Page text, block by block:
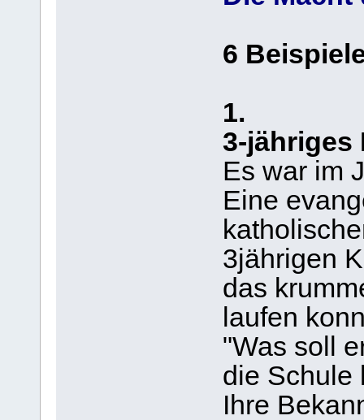
6
1.
3-jähriges
Es war im
Eine
3jährigen
das
laufen
"Was soll
die Schule
Ihre